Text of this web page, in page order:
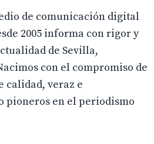
de comunicación digital
2005 informa con rigor y
de Sevilla,
con el compromiso de
calidad, veraz e
pioneros en el periodismo